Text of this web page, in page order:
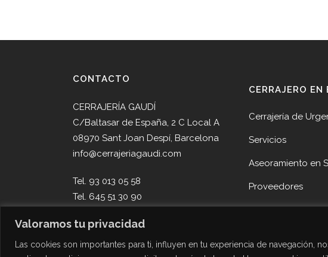
Valoramos tu privacidad
Las cookies son importantes para ti, influyen en tu experiencia de navegación,
CONTACTO
CERRAJERÍA GAUDÍ
C/Baltasar de España, 2 C Local A
08970 Sant Joan Despí, Barcelona
info@cerrajeriagaudi.com
Tel. 93 013 05 58
Tel. 645 51 30 90
CERRAJERO EN
Cerrajería de
Servicios
Aseoramiento en
Proveedores
Noticias
Despí